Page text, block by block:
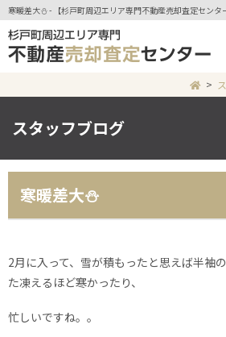
寒暖差大⛄ - 【杉戸町周辺エリア専門不動産売却査定セン
スタッフブログ
寒暖差大⛄
2月に入って、雪が積もったと思えば半袖
た凍えるほど寒かったり、
忙しいですね。。